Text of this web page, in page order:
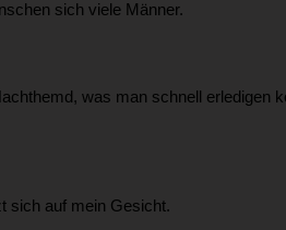
sich viele Männer.
was man schnell erledigen
sich auf mein Gesicht.